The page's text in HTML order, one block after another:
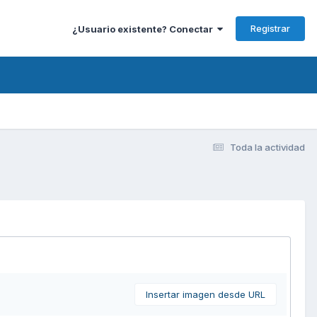
¿Usuario existente? Conectar Registrar
Toda la actividad
Insertar imagen desde URL